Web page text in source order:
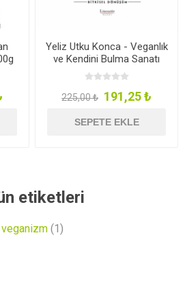
Yeliz Utku Konca - Veganlık
ve Kendini Bulma Sanatı
225,00 ₺ 191,25 ₺
SEPETE EKLE
etiketleri
veganizm (1)